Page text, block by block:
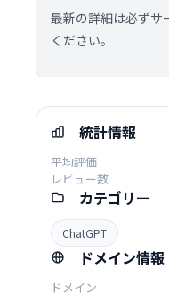
最新の詳細は必ずサ
ください。
統計情報
平均評価
レビュー数
カテゴリー
ChatGPT
ドメイン情報
ドメイン